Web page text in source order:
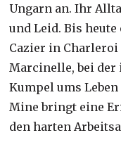
Ungarn an. Ihr
und Leid. Bis
Cazier in Charleroi
Marcinelle, bei der
Kumpel ums
Mine bringt eine
den harten